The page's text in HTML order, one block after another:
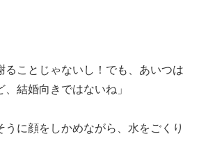
ることじゃないし！でも、あいつは
結婚向きではないね」
に顔をしかめながら、水をごくり